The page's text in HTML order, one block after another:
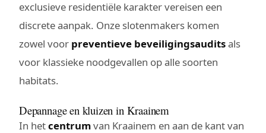
exclusieve residentiële karakter vereisen een
discrete aanpak. Onze slotenmakers komen
zowel voor preventieve beveiligingsauditsals
voor klassieke noodgevallen op alle soorten
habitats.
Depannage en kluizen in Kraainem
In hetcentrumvan Kraainem en aan de kant van